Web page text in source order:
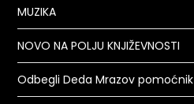
MUZIKA
NOVO NA POLJU KNJIŽEVNOSTI
Odbegli Deda Mrazov pomoćnik